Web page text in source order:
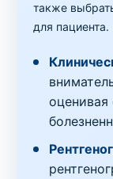
также
для пациента.